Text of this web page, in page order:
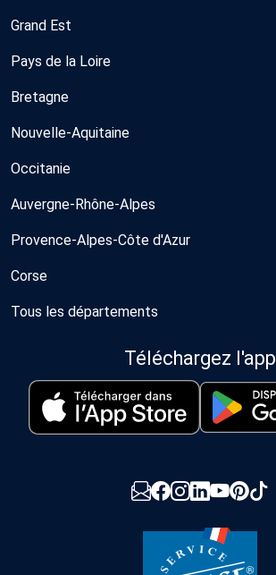
Grand Est
Pays de la Loire
Bretagne
Nouvelle-Aquitaine
Occitanie
Auvergne-Rhône-Alpes
Provence-Alpes-Côte d'Azur
Corse
Tous les départements
Téléchargez l'app